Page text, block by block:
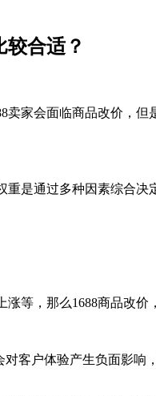
较合适？
家会面临商品改价，但
通过多种因素综合决
，那么1688商品改价
户体验产生负面影响